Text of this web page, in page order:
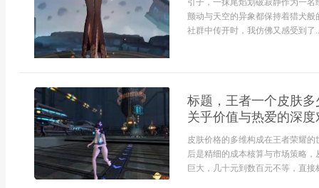
引子，一抹尾焰划破寂静作为一
颤动与天空的异象都保持着猎犬
社群中传开时，我仿佛又感受到了
标题，王者一个皮肤
关乎价值与热爱的深度
皮肤价格的多维构成在王者荣耀
后是精细的成本核算与市场策略
巨大，几十元到数百元不等，直